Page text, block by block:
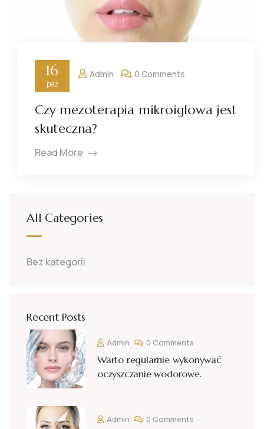
16
paź
Admin 0 Comments
Czy mezoterapia mikroiglowa jest
skuteczna?
Read More
All Categories
Bez kategorii
Recent Posts
Admin 0 Comments
Warto regularnie wykonywać
oczyszczanie wodorowe.
Admin 0 Comments